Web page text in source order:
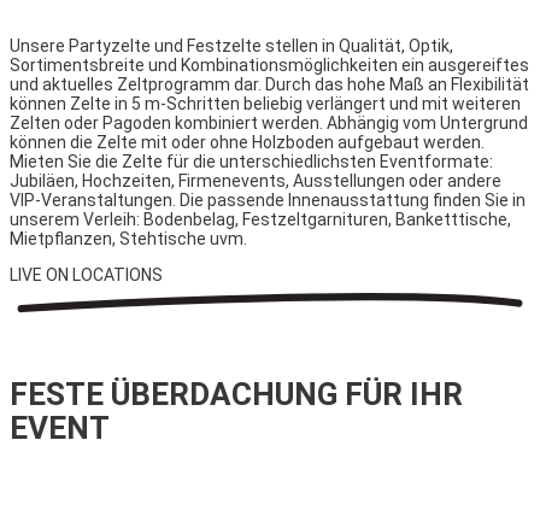
Unsere Partyzelte und Festzelte stellen in Qualität, Optik,
Sortimentsbreite und Kombinationsmöglichkeiten ein ausgereiftes
und aktuelles Zeltprogramm dar. Durch das hohe Maß an Flexibilität
können Zelte in 5 m-Schritten beliebig verlängert und mit weiteren
Zelten oder Pagoden kombiniert werden. Abhängig vom Untergrund
können die Zelte mit oder ohne Holzboden aufgebaut werden.
Mieten Sie die Zelte für die unterschiedlichsten Eventformate:
Jubiläen, Hochzeiten, Firmenevents, Ausstellungen oder andere
VIP-Veranstaltungen. Die passende Innenausstattung finden Sie in
unserem Verleih: Bodenbelag, Festzeltgarnituren, Banketttische,
Mietpflanzen, Stehtische uvm.
LIVE ON LOCATIONS
FESTE ÜBERDACHUNG FÜR IHR
EVENT